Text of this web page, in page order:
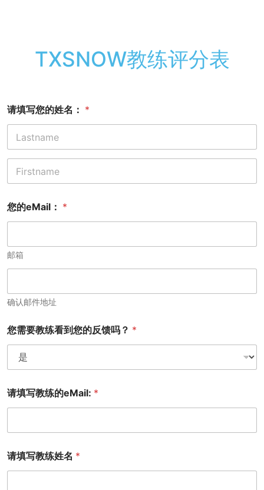
TXSNOW教练评分表
请填写您的姓名： *
您的eMail： *
邮箱
确认邮件地址
您需要教练看到您的反馈吗？ *
请填写教练的eMail: *
请填写教练姓名 *